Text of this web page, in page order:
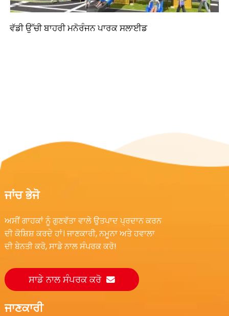
ਵੱਡੀ ਉੱਚੀ ਬਾਹਰੀ ਮਨੋਰੰਜਨ ਪਾਰਕ ਸਲਾਈਡ
ਜਾਂਚ ਭੇਜੋ
ਅਸੀਂ ਗਾਹਕਾਂ ਨੂੰ ਗੁਣਵੱਤਾ ਵਾਲੇ ਉਤਪਾਦ ਪ੍ਰਦਾਨ ਕਰਨ
ਦੀ ਕੋਸ਼ਿਸ਼ ਕਰਦੇ ਹਾਂ। ਜਾਣਕਾਰੀ, ਨਮੂਨਾ ਅਤੇ ਹਵਾਲਾ
ਦੀ ਬੇਨਤੀ ਕਰੋ, ਸਾਡੇ ਨਾਲ ਸੰਪਰਕ ਕਰੋ!
ਸਾਡੇ ਨਾਲ ਸੰਪਰਕ ਕਰੋ
ਜਾਣਕਾਰੀ